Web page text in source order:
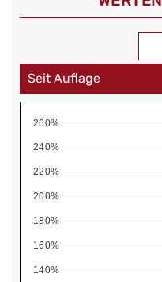
140%
160%
180%
200%
220%
240%
260%